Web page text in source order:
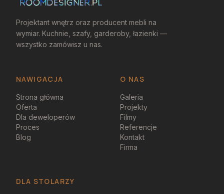
Projektant wnętrz oraz producent mebli na
wymiar. Kuchnie, szafy, garderoby, łazienki —
wszystko zamówisz u nas.
NAWIGACJA O NAS
Strona główna
Oferta
Dla deweloperów
Proces
Blog
Galeria
Projekty
Filmy
Referencje
Kontakt
Firma
DLA STOLARZY